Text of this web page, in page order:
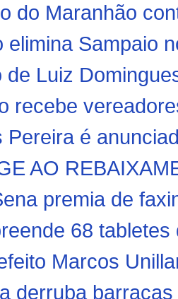
do Maranhão
elimina Sampaio
de Luiz
recebe
Pereira é
AO
premia de
68
Marcos
derruba